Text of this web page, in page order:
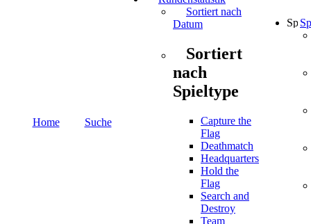
Home Suche
Sortiert nach
Datum
Sortiert
nach
Spieltype
Capture the
Flag
Deathmatch
Headquarters
Hold the
Flag
Search and
Destroy
Team